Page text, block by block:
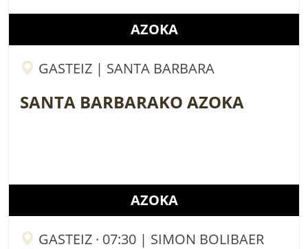
AZOKA
GASTEIZ | SANTA BARBARA
SANTA BARBARAKO AZOKA
AZOKA
GASTEIZ · 07:30 | SIMON BOLIBAER